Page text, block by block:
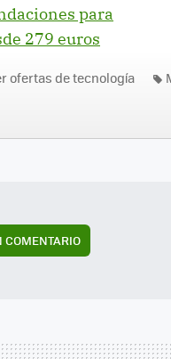
para
279 euros
ofertas de tecnología
COMENTARIO